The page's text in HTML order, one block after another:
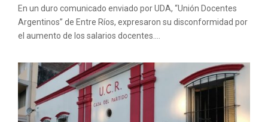
En un duro comunicado enviado por UDA, “Unión Docentes
Argentinos” de Entre Ríos, expresaron su disconformidad por
el aumento de los salarios docentes....